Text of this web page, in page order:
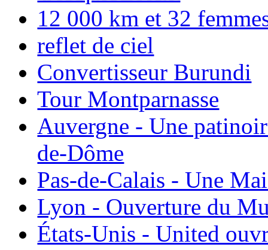
12 000 km et 32
reflet de ciel
Convertisseur Burundi
Tour Montparnasse
Auvergne - Une
de-Dôme
Pas-de-Calais - Une
Lyon - Ouverture du
États-Unis - United